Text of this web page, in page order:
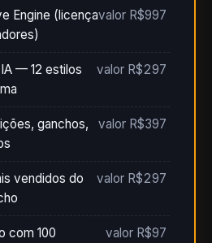
Engine (licençavalor R$997
— 12 estilos
valor R$297
ganchos,
valor R$397
vendidos do
valor R$297
com 100 valor R$97